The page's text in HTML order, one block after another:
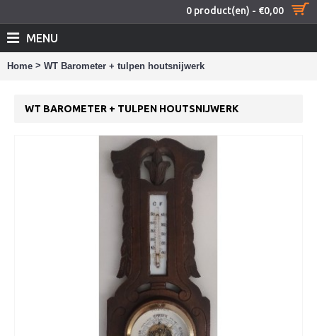
0 product(en) - €0,00
MENU
Home > WT Barometer + tulpen houtsnijwerk
WT BAROMETER + TULPEN HOUTSNIJWERK